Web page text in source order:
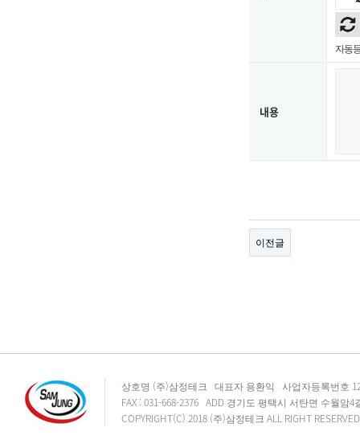
자동
내용
이전글
상호명 (주)삼정테크 대표자 용환익 사업자등록번호
FAX : 031-668-2376 ADD 경기도 평택시 서탄면 수월
COPYRIGHT(C) 2018 (주)삼정테크 ALL RIGHT